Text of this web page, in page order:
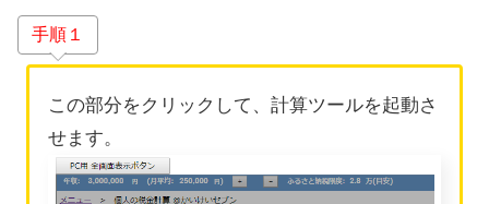
手順１
この部分をクリックして、計算ツールを起動さ
せます。